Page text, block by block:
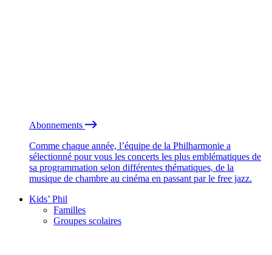
Abonnements
Comme chaque année, l’équipe de la Philharmonie a
sélectionné pour vous les concerts les plus emblématiques de
sa programmation selon différentes thématiques, de la
musique de chambre au cinéma en passant par le free jazz.
Kids’ Phil
Familles
Groupes scolaires